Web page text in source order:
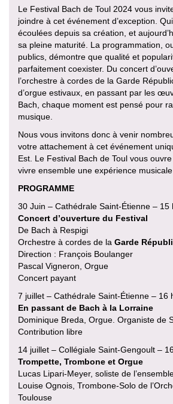
Le Festival Bach de Toul 2024 vous
joindre à cet événement d’exception.
écoulées depuis sa création, et
sa pleine maturité. La programmation,
publics, démontre que qualité et
parfaitement coexister. Du concert
l’orchestre à cordes de la Garde
d’orgue estivaux, en passant par les
Bach, chaque moment est pensé pour
musique.
Nous vous invitons donc à venir
votre attachement à cet événement
Est. Le Festival Bach de Toul vous
vivre ensemble une expérience musicale
PROGRAMME
30 Juin – Cathédrale Saint-Étienne – 15
Concert d’ouverture du Festival
De Bach à Respigi
Orchestre à cordes de la Garde
Direction : François Boulanger
Pascal Vigneron, Orgue
Concert payant
7 juillet – Cathédrale Saint-Étienne – 16
En passant de Bach à la Lorraine
Dominique Breda, Orgue. Organiste de
Contribution libre
14 juillet – Collégiale Saint-Gengoult –
Trompette, Trombone et Orgue
Lucas Lipari-Meyer, soliste de
Louise Ognois, Trombone-Solo de
Toulouse